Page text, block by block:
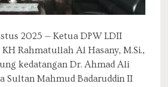
2025 — Ketua DPW LDII
Rahmatullah Al Hasany, M.Si.,
kedatangan Dr. Ahmad Ali
Sultan Mahmud Badaruddin II